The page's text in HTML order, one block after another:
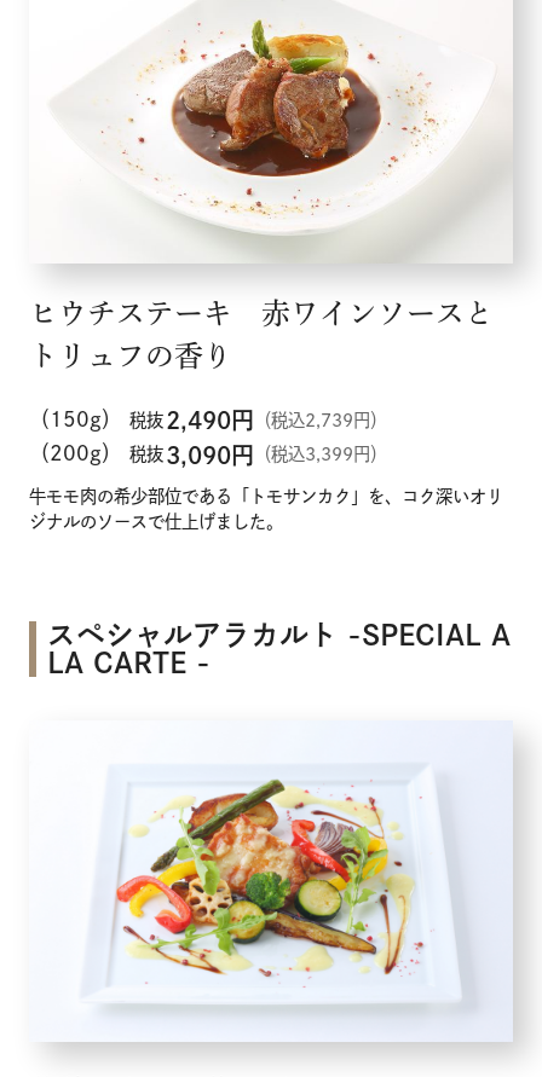
ヒウチステーキ 赤ワインソースと
トリュフの香り
（150g） 税抜 2,490円 （税込2,739円）
（200g） 税抜 3,090円 （税込3,399円）
牛モモ肉の希少部位である「トモサンカク」を、コク深いオリ
ジナルのソースで仕上げました。
スペシャルアラカルト -SPECIAL A
LA CARTE -